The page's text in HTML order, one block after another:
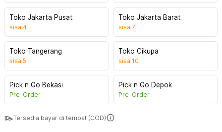
Toko Jakarta Pusat
sisa 4
Toko Jakarta Barat
sisa 7
Toko Tangerang
sisa 5
Toko Cikupa
sisa 10
Pick n Go Bekasi
Pre-Order
Pick n Go Depok
Pre-Order
Tersedia bayar di tempat (COD)